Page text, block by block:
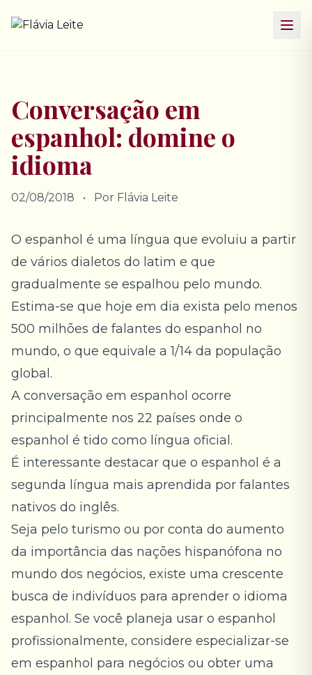
Conversação em
espanhol: domine o
idioma
02/08/2018 • Por Flávia Leite
O espanhol é uma língua que evoluiu a partir
de vários dialetos do latim e que
gradualmente se espalhou pelo mundo.
Estima-se que hoje em dia exista pelo menos
500 milhões de falantes do espanhol no
mundo, o que equivale a 1/14 da população
global.
A conversação em espanhol ocorre
principalmente nos 22 países onde o
espanhol é tido como língua oficial.
É interessante destacar que o espanhol é a
segunda língua mais aprendida por falantes
nativos do inglês.
Seja pelo turismo ou por conta do aumento
da importância das nações hispanófona no
mundo dos negócios, existe uma crescente
busca de indivíduos para aprender o idioma
espanhol. Se você planeja usar o espanhol
profissionalmente, considere especializar-se
em espanhol para negócios ou obter uma